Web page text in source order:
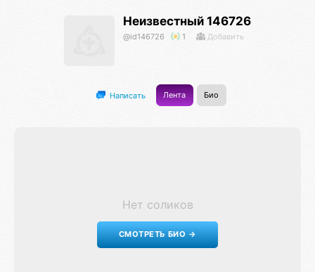
Неизвестный 146726
@id146726 1 Добавить
Написать Лента Био
Нет соликов
СМОТРЕТЬ БИО →